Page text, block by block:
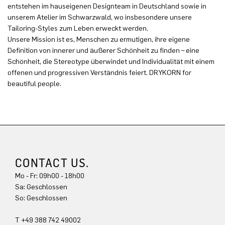
entstehen im hauseigenen Designteam in Deutschland sowie in
unserem Atelier im Schwarzwald, wo insbesondere unsere
Tailoring-Styles zum Leben erweckt werden.
Unsere Mission ist es, Menschen zu ermutigen, ihre eigene
Definition von innerer und äußerer Schönheit zu finden – eine
Schönheit, die Stereotype überwindet und Individualität mit einem
offenen und progressiven Verständnis feiert. DRYKORN for
beautiful people.
CONTACT US.
Mo - Fr: 09h00 - 18h00
Sa: Geschlossen
So: Geschlossen
T +49 388 742 49002